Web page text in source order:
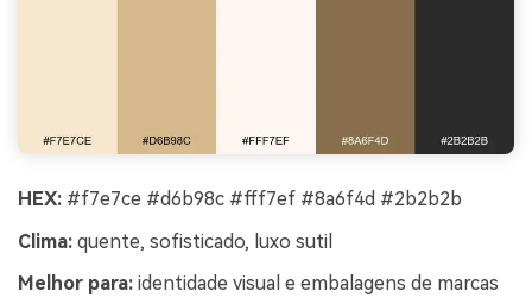
HEX: #f7e7ce #d6b98c #fff7ef #8a6f4d #2b2b2b
Clima: quente, sofisticado, luxo sutil
Melhor para: identidade visual e embalagens de marcas